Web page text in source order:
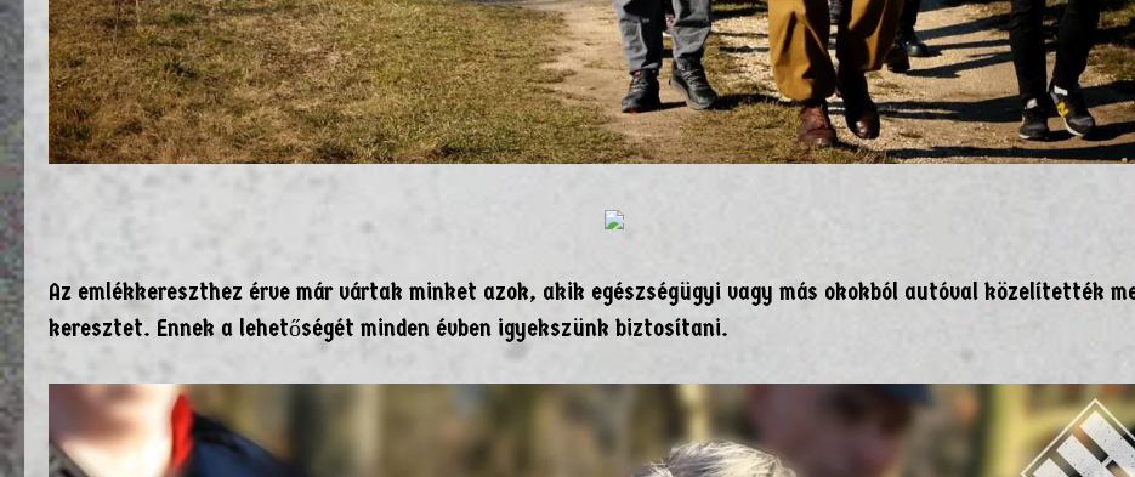
Az emlékkereszthez érve már vártak minket azok, akik egészségügyi vagy más okokból autóval közelítették
keresztet. Ennek a lehetőségét minden évben igyekszünk biztosítani.